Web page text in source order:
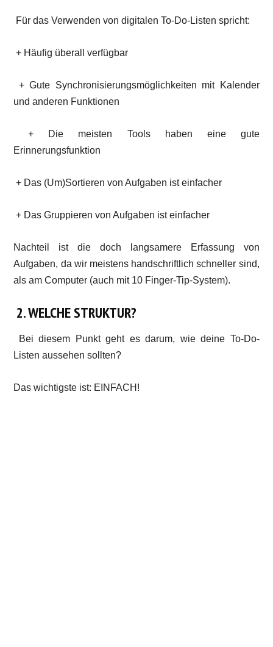
Für das Verwenden von digitalen To-Do-Listen spricht:
+ Häufig überall verfügbar
+ Gute Synchronisierungsmöglichkeiten mit Kalender
und anderen Funktionen
+ Die meisten Tools haben eine gute
Erinnerungsfunktion
+ Das (Um)Sortieren von Aufgaben ist einfacher
+ Das Gruppieren von Aufgaben ist einfacher
Nachteil ist die doch langsamere Erfassung von
Aufgaben, da wir meistens handschriftlich schneller sind,
als am Computer (auch mit 10 Finger-Tip-System).
2. WELCHE STRUKTUR?
Bei diesem Punkt geht es darum, wie deine To-Do-
Listen aussehen sollten?
Das wichtigste ist: EINFACH!